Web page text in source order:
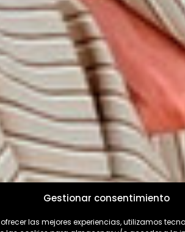
Gestionar consentimiento
las mejores experiencias, utilizamos